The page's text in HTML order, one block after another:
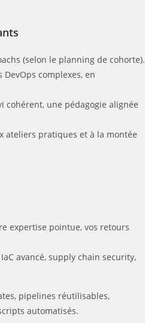
(selon le planning de cohorte).
complexes, en
cohérent, une pédagogie alignée
ateliers pratiques et à la montée
expertise pointue, vos retours
avancé, supply chain security,
pipelines réutilisables,
automatisés.